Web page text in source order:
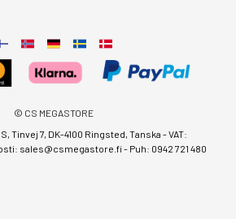
© CS MEGASTORE
S, Tinvej 7, DK-4100 Ringsted, Tanska - VAT:
sales@csmegastore.fi- Puh: 0942 721 480